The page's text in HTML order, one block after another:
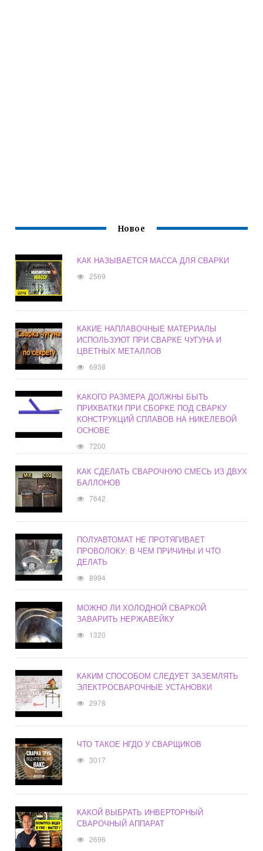
Новое
КАК НАЗЫВАЕТСЯ МАССА ДЛЯ СВАРКИ
2569
КАКИЕ НАПЛАВОЧНЫЕ МАТЕРИАЛЫ
ИСПОЛЬЗУЮТ ПРИ СВАРКЕ ЧУГУНА И
ЦВЕТНЫХ МЕТАЛЛОВ
6938
КАКОГО РАЗМЕРА ДОЛЖНЫ БЫТЬ
ПРИХВАТКИ ПРИ СБОРКЕ ПОД СВАРКУ
КОНСТРУКЦИЙ СПЛАВОВ НА НИКЕЛЕВОЙ
ОСНОВЕ
7200
КАК СДЕЛАТЬ СВАРОЧНУЮ СМЕСЬ ИЗ ДВУХ
БАЛЛОНОВ
7642
ПОЛУАВТОМАТ НЕ ПРОТЯГИВАЕТ
ПРОВОЛОКУ: В ЧЕМ ПРИЧИНЫ И ЧТО
ДЕЛАТЬ
8994
МОЖНО ЛИ ХОЛОДНОЙ СВАРКОЙ
ЗАВАРИТЬ НЕРЖАВЕЙКУ
1320
КАКИМ СПОСОБОМ СЛЕДУЕТ ЗАЗЕМЛЯТЬ
ЭЛЕКТРОСВАРОЧНЫЕ УСТАНОВКИ
2978
ЧТО ТАКОЕ НГДО У СВАРЩИКОВ
3017
КАКОЙ ВЫБРАТЬ ИНВЕРТОРНЫЙ
СВАРОЧНЫЙ АППАРАТ
2696